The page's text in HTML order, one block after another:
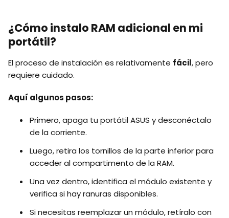
¿Cómo instalo RAM adicional en mi
portátil?
El proceso de instalación es relativamente fácil, pero
requiere cuidado.
Aquí algunos pasos:
Primero, apaga tu portátil ASUS y desconéctalo
de la corriente.
Luego, retira los tornillos de la parte inferior para
acceder al compartimento de la RAM.
Una vez dentro, identifica el módulo existente y
verifica si hay ranuras disponibles.
Si necesitas reemplazar un módulo, retíralo con